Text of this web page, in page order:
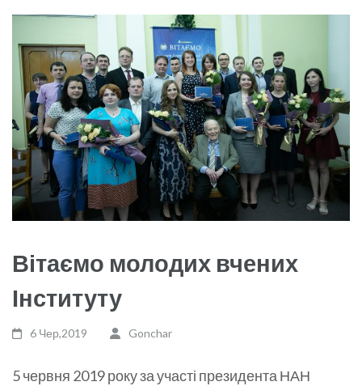
Вітаємо молодих вчених
Інституту
6 Чер,2019 Gonchar
5 червня 2019 року за участі президента НАН